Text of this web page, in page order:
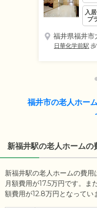
入
プ
福井県福井市
日華化学前駅
福井市の老人ホー
新福井駅の老人ホームの
新福井駅の老人ホームの費用
月額費用が17.5万円です。ま
額費用が12.8万円となってい